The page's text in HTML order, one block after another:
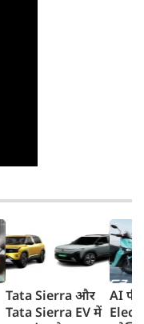
Tata Sierra और
Tata Sierra EV में
AI